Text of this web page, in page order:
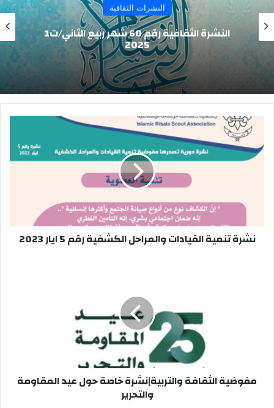
النشرات الثقافية
النشرة الثقافية رقم 60 شهر ربيع الثاني/ت1
2025
نشرة
تنمية
القيادات
والمراحل
2023
نشرة تنمية القيادات والمراحل الكشفية رقم 5 ايار 2023
مفوضية الثقافة والتربية|نشرة خاصة حول عيد المقاومة
والتحرير